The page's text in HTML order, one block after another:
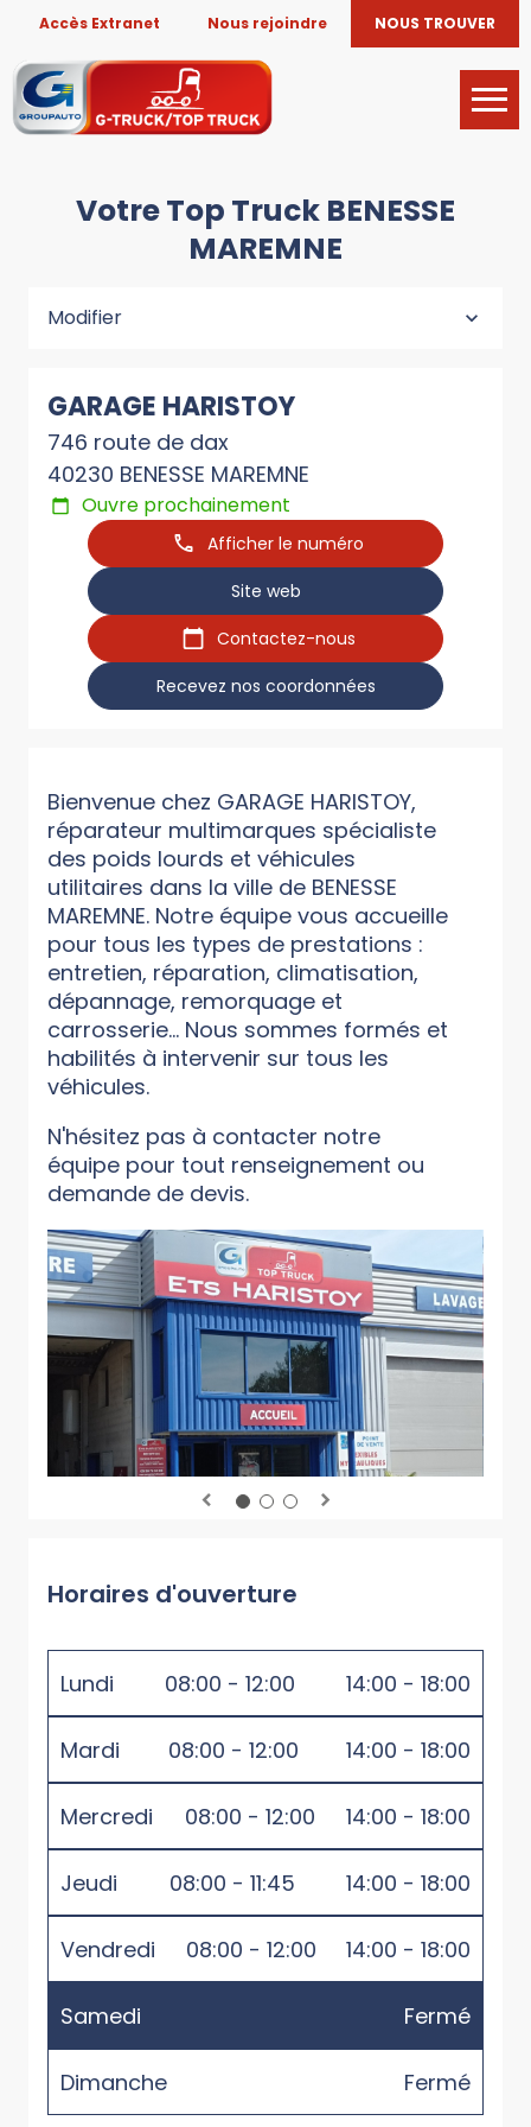
Accès Extranet Nous rejoindre NOUS TROUVER
Votre Top Truck BENESSE
MAREMNE
Modifier
GARAGE HARISTOY
746 route de dax
40230 BENESSE MAREMNE
Ouvre prochainement
Afficher le numéro
Site web
Contactez-nous
Recevez nos coordonnées
Bienvenue chez GARAGE HARISTOY,
réparateur multimarques spécialiste
des poids lourds et véhicules
utilitaires dans la ville de BENESSE
MAREMNE. Notre équipe vous accueille
pour tous les types de prestations :
entretien, réparation, climatisation,
dépannage, remorquage et
carrosserie... Nous sommes formés et
habilités à intervenir sur tous les
véhicules.
N'hésitez pas à contacter notre
équipe pour tout renseignement ou
demande de devis.
Horaires d'ouverture
Lundi 08:00 - 12:00 14:00 - 18:00
Mardi 08:00 - 12:00 14:00 - 18:00
Mercredi 08:00 - 12:00 14:00 - 18:00
Jeudi 08:00 - 11:45 14:00 - 18:00
Vendredi 08:00 - 12:00 14:00 - 18:00
Samedi Fermé
Dimanche Fermé